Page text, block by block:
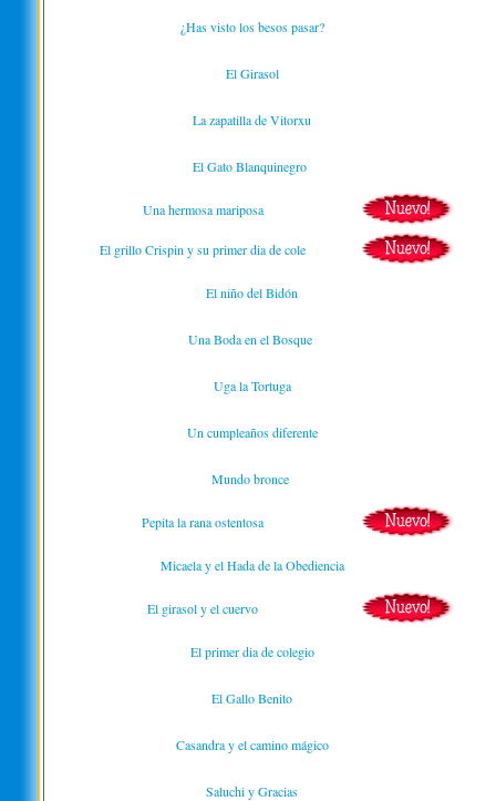
¿Has visto los besos pasar?
El Girasol
La zapatilla de Vitorxu
El Gato Blanquinegro
Una hermosa mariposa
El grillo Crispin y su primer dia de cole
El niño del Bidón
Una Boda en el Bosque
Uga la Tortuga
Un cumpleaños diferente
Mundo bronce
Pepita la rana ostentosa
Micaela y el Hada de la Obediencia
El girasol y el cuervo
El primer dia de colegio
El Gallo Benito
Casandra y el camino mágico
Saluchi y Gracias